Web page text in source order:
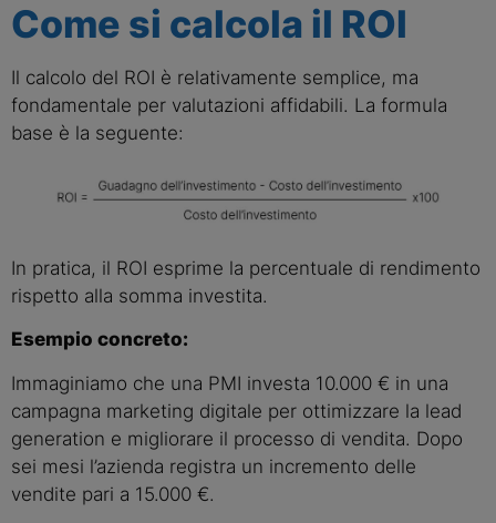
Come si calcola il ROI
Il calcolo del ROI è relativamente semplice, ma
fondamentale per valutazioni affidabili. La formula
base è la seguente:
In pratica, il ROI esprime la percentuale di rendimento
rispetto alla somma investita.
Esempio concreto:
Immaginiamo che una PMI investa 10.000 € in una
campagna marketing digitale per ottimizzare la lead
generation e migliorare il processo di vendita. Dopo
sei mesi l’azienda registra un incremento delle
vendite pari a 15.000 €.